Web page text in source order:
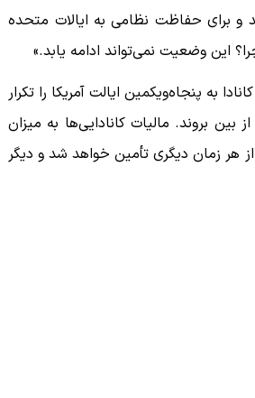
و برای حفاظت نظامی به ایالات متحده
به پنجاه‌ویکمین ایالت آمریکا را تکرار
بروند. مالیات کانادایی‌ها به میزان
هر زمان دیگری تأمین خواهد شد و دیگر